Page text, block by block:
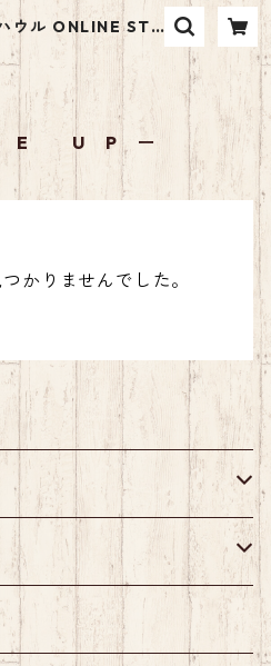
ウル ONLINE STO
RE
E U P ー
かりませんでした。